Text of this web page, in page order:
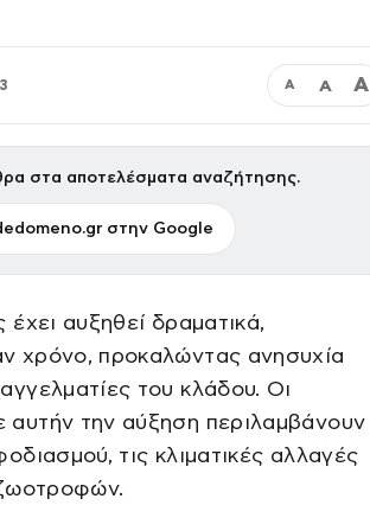
Α Α Α
στα αποτελέσματα αναζήτησης.
στην Google
αυξηθεί δραματικά,
χρόνο, προκαλώντας ανησυχία
του κλάδου. Οι
την αύξηση περιλαμβάνουν
τις κλιματικές αλλαγές